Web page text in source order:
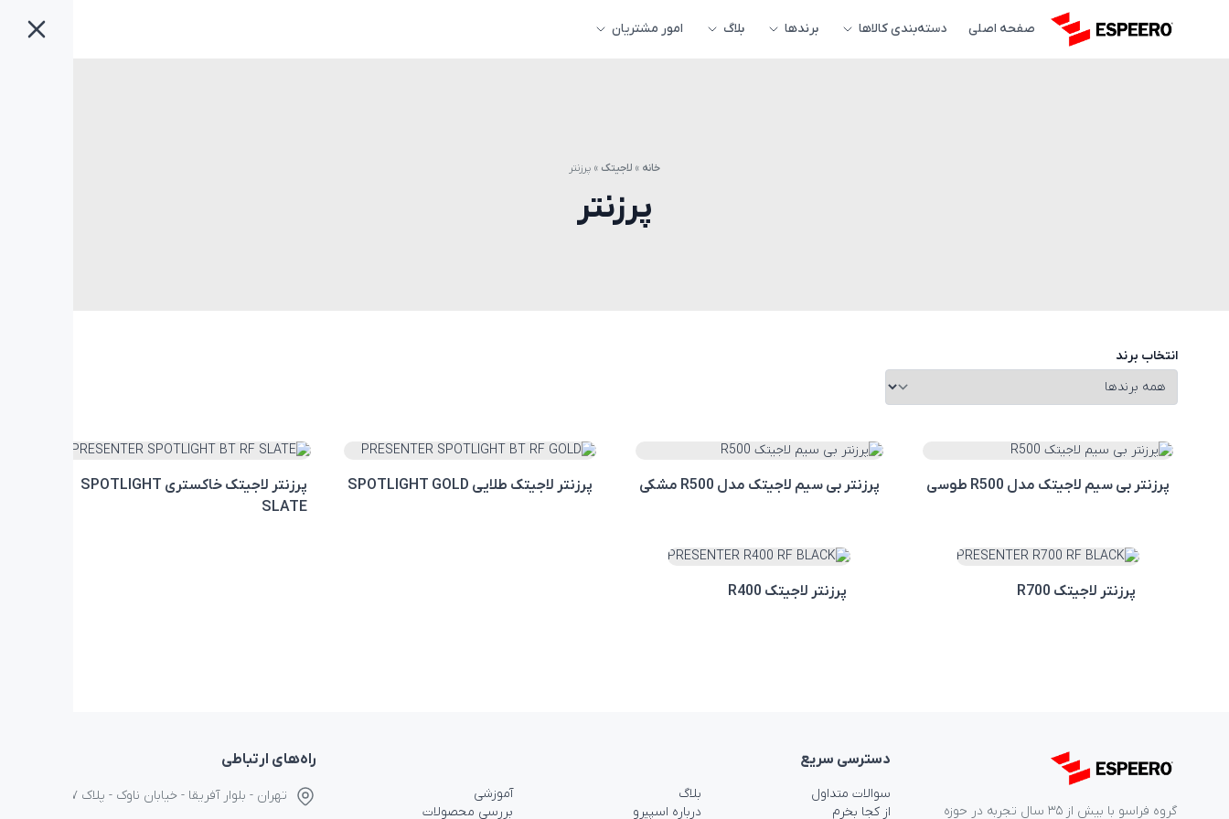
صفحه اصلی دسته‌بندی کالاها برندها بلاگ امور مشتریان
خانه » لاجیتک » پرزنتر
پرزنتر
انتخاب برند
پرزنتر بی سیم لاجیتک مدل R500 طوسی پرزنتر بی سیم لاجیتک مدل R500 مشکی پرزنتر لاجیتک طلایی SPOTLIGHT GOLD
پرزنتر لاجیتک خاکستری SPOTLIGHT
SLATE
پرزنتر لاجیتک R700 پرزنتر لاجیتک R400
گروه فراسو با بیش از ۳۵ سال تجربه در حوزه
دسترسی‌ سریع
سوالات متداول
از کجا بخرم
بلاگ
درباره اسپیرو
آموزشی
بررسی محصولات
راه‌های ارتباطی
تهران - بلوار آفریقا - خیابان ناوک - پلاک ۱۷